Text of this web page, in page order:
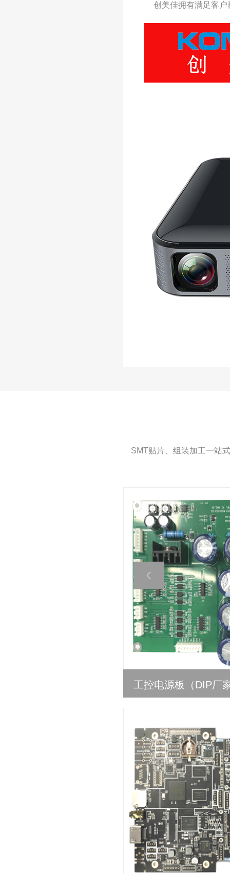
创美佳拥有满足客
SMT贴片、组装加工一站
工控电源板（DIP厂